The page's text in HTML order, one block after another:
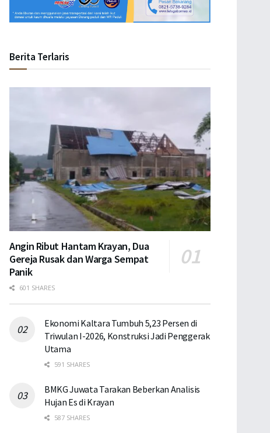
Berita Terlaris
Angin Ribut Hantam Krayan, Dua
Gereja Rusak dan Warga Sempat
Panik
601 SHARES
Ekonomi Kaltara Tumbuh 5,23 Persen di
Triwulan I-2026, Konstruksi Jadi Penggerak
Utama
591 SHARES
BMKG Juwata Tarakan Beberkan Analisis
Hujan Es di Krayan
587 SHARES